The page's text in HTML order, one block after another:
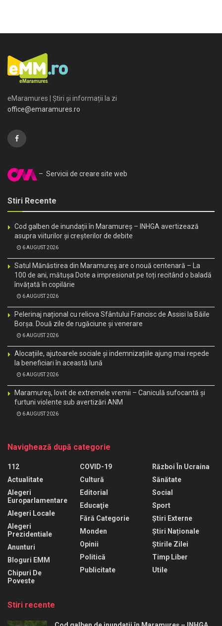
eMaramures | Știri și informații la zi
office@emaramures.ro
– Servicii de creare site web
Stiri Recente
Cod galben de inundații în Maramureș – INHGA avertizează
asupra viiturilor și creșterilor de debite
6 AUGUST 2026
Satul Mănăstirea din Maramureș are o nouă centenară – La
100 de ani, mătușa Dote a impresionat pe toți recitând o baladă
învățată în copilărie
6 AUGUST 2026
Pelerinaj național cu relicva Sfântului Francisc de Assisi la Băile
Borșa. Două zile de rugăciune și venerare
6 AUGUST 2026
Alocațiile, ajutoarele sociale și indemnizațiile ajung mai repede
la beneficiari în această lună
6 AUGUST 2026
Maramureș, lovit de extremele vremii – Caniculă sufocantă și
furtuni violente sub avertizări ANM
6 AUGUST 2026
Navighează după categorie
112
Actualitate
Alegeri
Europarlamentare
Alegeri Locale
Alegeri
Prezidentiale
Anunturi
Bloguri EMM
Chipuri De
Poveste
COVID-19
Cultură
Editorial
Educaţie
Fără Categorie
Monden
Opinii
Politică
Publicitate
Război În Ucraina
Sănătate
Social
Sport
Știri Externe
Știri Naționale
Știrile Zilei
Timp Liber
Utile
Stiri recente